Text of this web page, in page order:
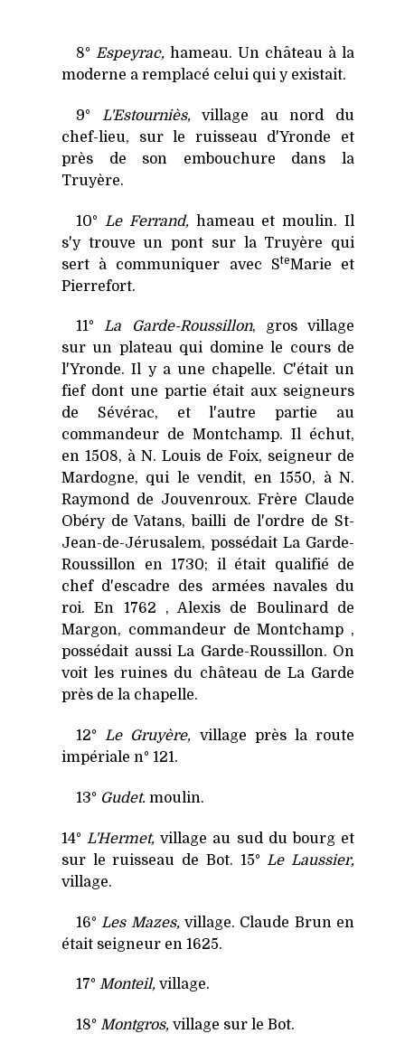
8° Espeyrac, hameau. Un château à la
moderne a remplacé celui qui y existait.
9° L'Estourniès,village au nord du
chef-lieu, sur le ruisseau d'Yronde et
près de son embouchure dans la
Truyère.
10° Le Ferrand,hameau et moulin. Il
s'y trouve un pont sur la Truyère qui
sert à communiquer avec SteMarie et
Pierrefort.
11° La Garde-Roussillon, gros village
sur un plateau qui domine le cours de
l'Yronde. Il y a une chapelle. C'était un
fief dont une partie était aux seigneurs
de Sévérac, et l'autre partie au
commandeur de Montchamp. Il échut,
en 1508, à N. Louis de Foix, seigneur de
Mardogne, qui le vendit, en 1550, à N.
Raymond de Jouvenroux. Frère Claude
Obéry de Vatans, bailli de l'ordre de St-
Jean-de-Jérusalem, possédait La Garde-
Roussillon en 1730; il était qualifié de
chef d'escadre des armées navales du
roi. En 1762 , Alexis de Boulinard de
Margon, commandeur de Montchamp ,
possédait aussi La Garde-Roussillon. On
voit les ruines du château de La Garde
près de la chapelle.
12° Le Gruyère, village près la route
impériale n° 121.
13° Gudet. moulin.
14° L'Hermet, village au sud du bourg et
sur le ruisseau de Bot. 15° Le Laussier,
village.
16° Les Mazes,village. Claude Brun en
était seigneur en 1625.
17° Monteil, village.
18° Montgros, village sur le Bot.